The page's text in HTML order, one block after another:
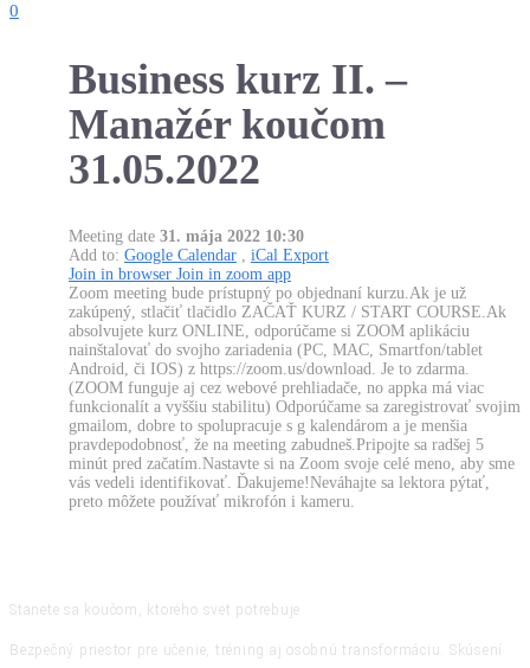
0
Business kurz II. –
Manažér koučom
31.05.2022
Meeting date 31. mája 2022 10:30
Add to: Google Calendar , iCal Export
Join in browser Join in zoom app
Zoom meeting bude prístupný po objednaní kurzu.Ak je už
zakúpený, stlačiť tlačidlo ZAČAŤ KURZ / START COURSE.Ak
absolvujete kurz ONLINE, odporúčame si ZOOM aplikáciu
nainštalovať do svojho zariadenia (PC, MAC, Smartfon/tablet
Android, či IOS) z https://zoom.us/download. Je to zdarma.
(ZOOM funguje aj cez webové prehliadače, no appka má viac
funkcionalít a vyššiu stabilitu) Odporúčame sa zaregistrovať svojim
gmailom, dobre to spolupracuje s g kalendárom a je menšia
pravdepodobnosť, že na meeting zabudneš.Pripojte sa radšej 5
minút pred začatím.Nastavte si na Zoom svoje celé meno, aby sme
vás vedeli identifikovať. Ďakujeme!Neváhajte sa lektora pýtať,
preto môžete používať mikrofón i kameru.
Stanete sa koučom, ktorého svet potrebuje
Bezpečný priestor pre učenie, tréning aj osobnú transformáciu. Skúsení